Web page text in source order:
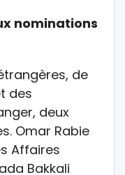
nominations
de
des
deux
Omar Rabie
Affaires
Bakkali